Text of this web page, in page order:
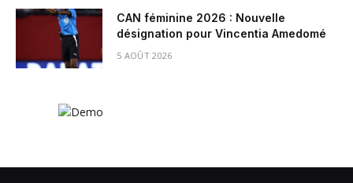
CAN féminine 2026 : Nouvelle
désignation pour Vincentia Amedomé
5 AOÛT 2026